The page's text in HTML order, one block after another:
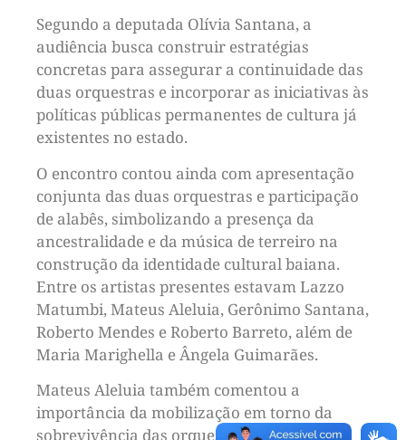
Segundo a deputada Olívia Santana, a
audiência busca construir estratégias
concretas para assegurar a continuidade das
duas orquestras e incorporar as iniciativas às
políticas públicas permanentes de cultura já
existentes no estado.
O encontro contou ainda com apresentação
conjunta das duas orquestras e participação
de alabês, simbolizando a presença da
ancestralidade e da música de terreiro na
construção da identidade cultural baiana.
Entre os artistas presentes estavam Lazzo
Matumbi, Mateus Aleluia, Gerônimo Santana,
Roberto Mendes e Roberto Barreto, além de
Maria Marighella e Ângela Guimarães.
Mateus Aleluia também comentou a
importância da mobilização em torno da
sobrevivência das orquestras.“Recebemos